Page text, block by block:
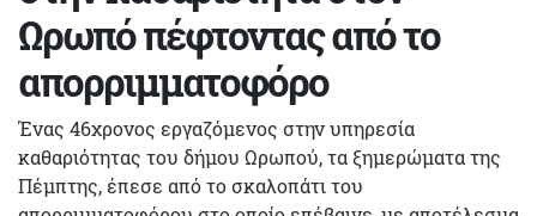
Ωρωπό πέφτοντας από το
απορριμματοφόρο
Ένας 46χρονος εργαζόμενος στην υπηρεσία
καθαριότητας του δήμου Ωρωπού, τα ξημερώματα της
Πέμπτης, έπεσε από το σκαλοπάτι του